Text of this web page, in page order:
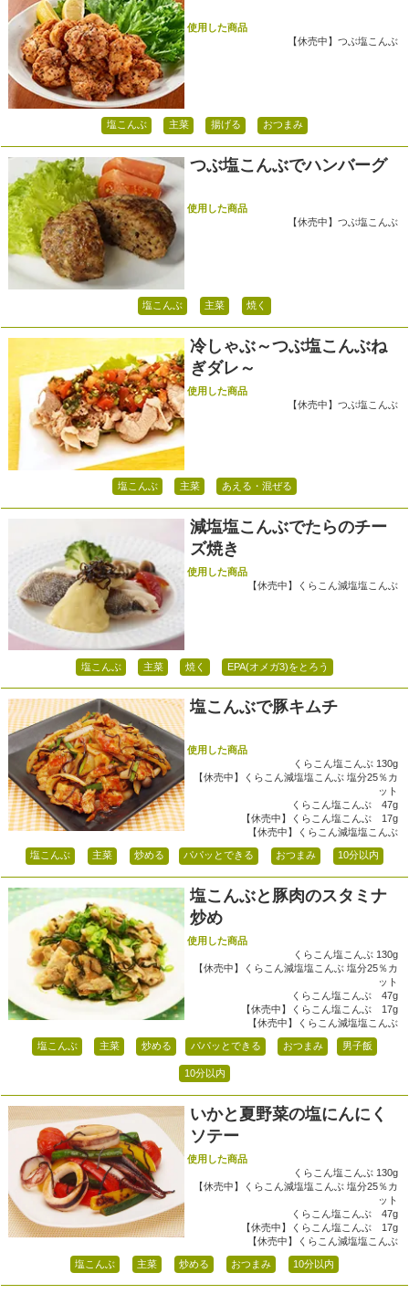
使用した商品
【休売中】つぶ塩こんぶ
塩こんぶ 主菜 揚げる おつまみ
つぶ塩こんぶでハンバーグ
使用した商品
【休売中】つぶ塩こんぶ
塩こんぶ 主菜 焼く
冷しゃぶ～つぶ塩こんぶね
ぎダレ～
使用した商品
【休売中】つぶ塩こんぶ
塩こんぶ 主菜 あえる・混ぜる
減塩塩こんぶでたらのチー
ズ焼き
使用した商品
【休売中】くらこん減塩塩こんぶ
塩こんぶ 主菜 焼く EPA(オメガ3)をとろう
塩こんぶで豚キムチ
使用した商品
くらこん塩こんぶ 130g
【休売中】くらこん減塩塩こんぶ 塩分25％カ
ット
くらこん塩こんぶ 47g
【休売中】くらこん塩こんぶ 17g
【休売中】くらこん減塩塩こんぶ
塩こんぶ 主菜 炒める パパッとできる おつまみ 10分以内
塩こんぶと豚肉のスタミナ
炒め
使用した商品
くらこん塩こんぶ 130g
【休売中】くらこん減塩塩こんぶ 塩分25％カ
ット
くらこん塩こんぶ 47g
【休売中】くらこん塩こんぶ 17g
【休売中】くらこん減塩塩こんぶ
塩こんぶ 主菜 炒める パパッとできる おつまみ 男子飯
10分以内
いかと夏野菜の塩にんにく
ソテー
使用した商品
くらこん塩こんぶ 130g
【休売中】くらこん減塩塩こんぶ 塩分25％カ
ット
くらこん塩こんぶ 47g
【休売中】くらこん塩こんぶ 17g
【休売中】くらこん減塩塩こんぶ
塩こんぶ 主菜 炒める おつまみ 10分以内